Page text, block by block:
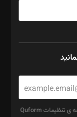
برای استفاده از ریکپچا بایستی کلید API را در صفحه ی تنظیمات Quform